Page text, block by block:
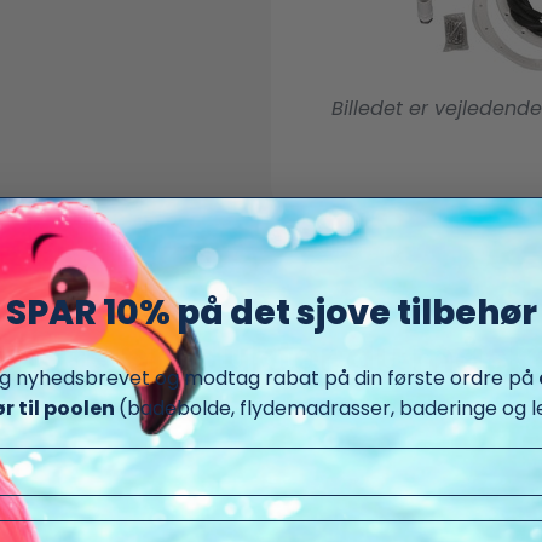
Billedet er
produkter du
SPAR 10% på det sjove tilbehør
nyhedsbrevet og modtag rabat på din første ordre på
til poolen (badebolde, flydemadrasser, baderinge og